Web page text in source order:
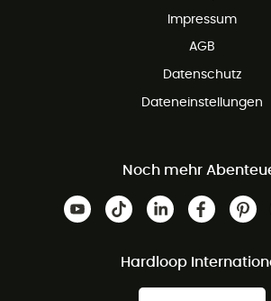
Impressum
AGB
Datenschutz
Dateneinstellungen
Noch mehr
Hardloop